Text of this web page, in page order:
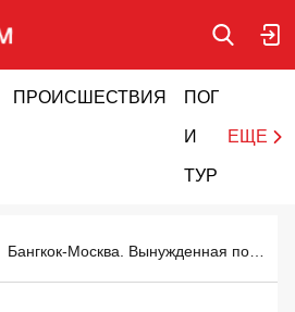
ПРОИСШЕСТВИЯ ПОГОДА
И
ТУРИЗМ
ЕЩЕ